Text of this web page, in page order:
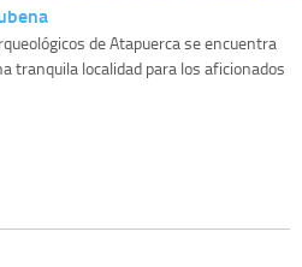
de Atapuerca se encuentra
tranquila localidad para los aficionados